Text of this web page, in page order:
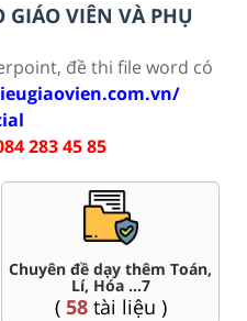
GIÁO VIÊN VÀ PHỤ
đề thi file word có
283 45 85
thêm Toán,
...7
tài liệu )
Đề thi